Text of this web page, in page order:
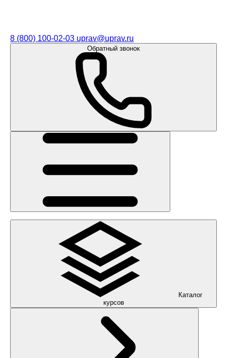
8 (800) 100-02-03 uprav@uprav.ru
Обратный звонок
Каталог
курсов